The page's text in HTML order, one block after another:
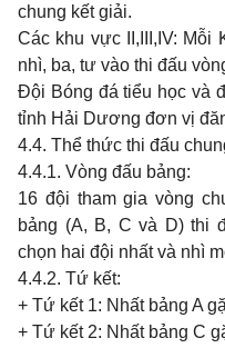
chung kết giải.
Các khu vực II,III,IV: Mỗi
nhì, ba, tư vào thi đấu
Đội Bóng đá tiểu học và
tỉnh Hải Dương đơn vị
4.4. Thể thức thi đấu
4.4.1. Vòng đấu bảng:
16 đội tham gia vòng
bảng (A, B, C và D) thi
chọn hai đội nhất và nhì
4.4.2. Tứ kết:
+ Tứ kết 1: Nhất bảng A
+ Tứ kết 2: Nhất bảng C